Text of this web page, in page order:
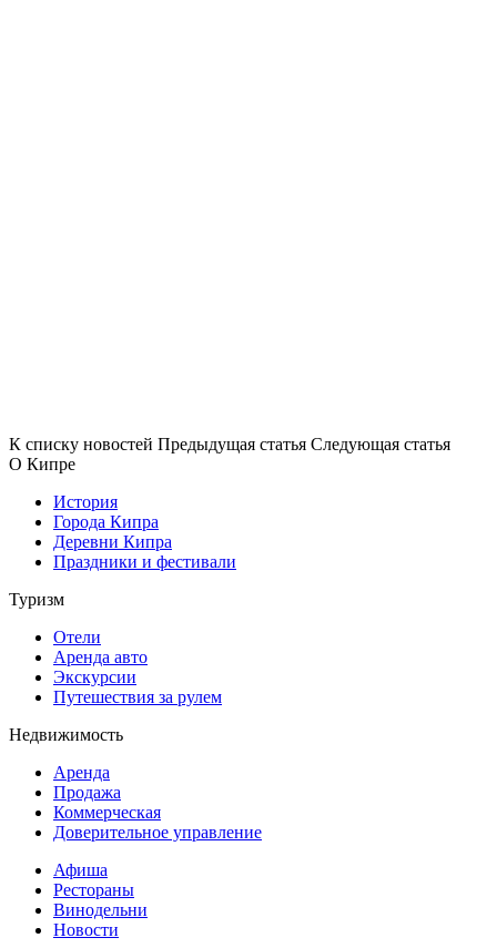
К списку новостей Предыдущая статья Следующая статья
О Кипре
История
Города Кипра
Деревни Кипра
Праздники и фестивали
Туризм
Отели
Аренда авто
Экскурсии
Путешествия за рулем
Недвижимость
Аренда
Продажа
Коммерческая
Доверительное управление
Афиша
Рестораны
Винодельни
Новости